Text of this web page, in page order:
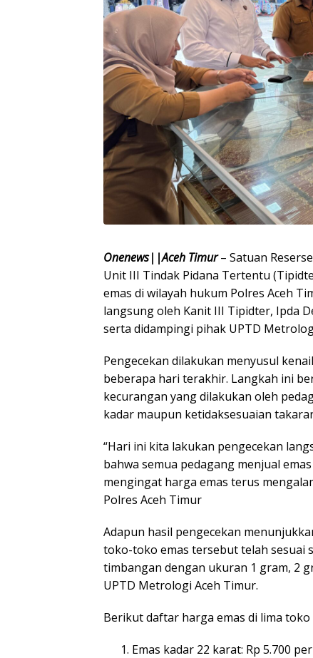
Onenews||Aceh Timur – Satuan
Unit III Tindak Pidana Tertentu
emas di wilayah hukum Polres Aceh
langsung oleh Kanit III Tipidter, Ipda
serta didampingi pihak UPTD
Pengecekan dilakukan menyusul
beberapa hari terakhir. Langkah ini
kecurangan yang dilakukan oleh
kadar maupun ketidaksesuaian
“Hari ini kita lakukan pengecekan
bahwa semua pedagang menjual
mengingat harga emas terus
Polres Aceh Timur
Adapun hasil pengecekan
toko-toko emas tersebut telah sesuai
timbangan dengan ukuran 1 gram, 2
UPTD Metrologi Aceh Timur.
Berikut daftar harga emas di lima
Emas kadar 22 karat: Rp 5.700